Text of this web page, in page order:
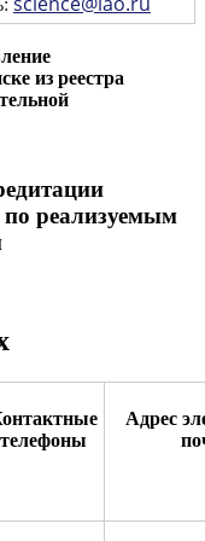
из реестра
по реализуемым
телефоны
Адрес